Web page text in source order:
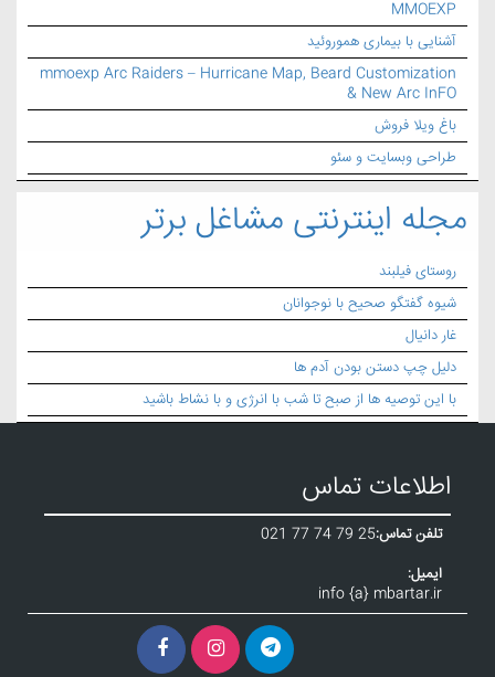
MMOEXP
آشنایی با بیماری هموروئید
mmoexp Arc Raiders – Hurricane Map, Beard Customization
& New Arc InFO
باغ ویلا فروش
طراحی وبسایت و سئو
مجله اینترنتی مشاغل برتر
روستای فیلبند
شیوه گفتگو صحیح با نوجوانان
غار دانیال
دلیل چپ دستن بودن آدم ها
با این توصیه ها از صبح تا شب با انرژی و با نشاط باشید
اطلاعات تماس
تلفن تماس:021 77 74 79 25
ایمیل:
info {a} mbartar.ir